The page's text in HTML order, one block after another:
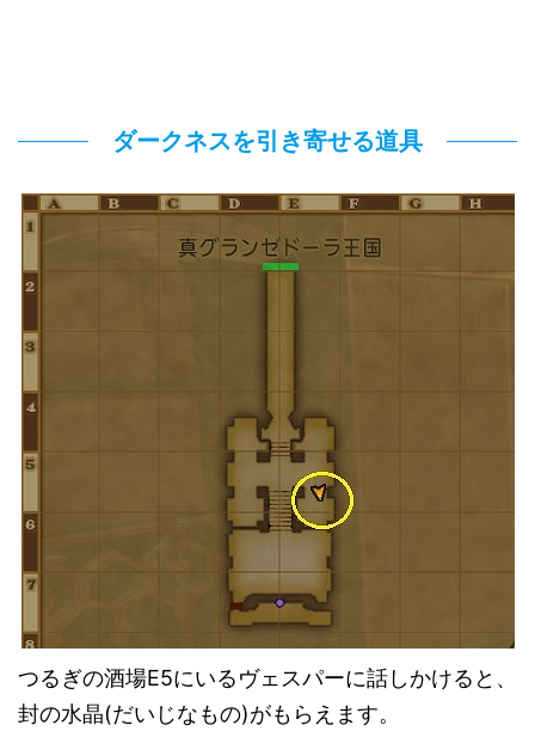
ダークネスを引き寄せる道具
つるぎの酒場E5にいるヴェスパーに話しかけると、
封の水晶(だいじなもの)がもらえます。